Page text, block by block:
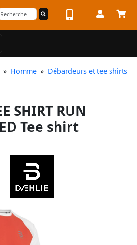
» Homme » Débardeurs et tee shirts
SHIRT RUN
Tee shirt